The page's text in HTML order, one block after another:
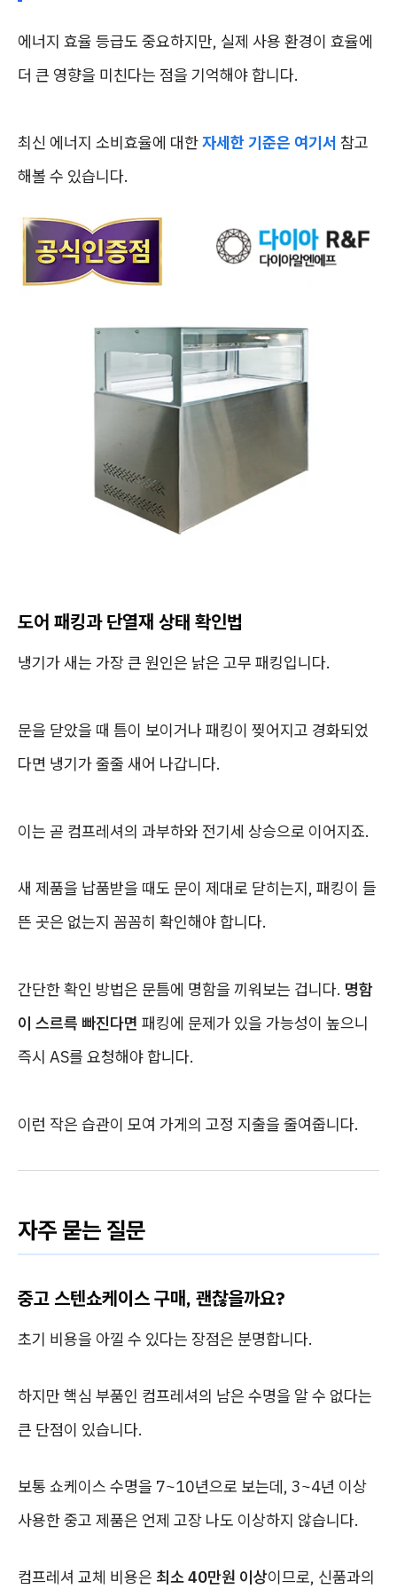
에너지 효율 등급도 중요하지만, 실제 사용 환경이 효율에
더 큰 영향을 미친다는 점을 기억해야 합니다.
최신 에너지 소비효율에 대한자세한 기준은 여기서 참고
해볼 수 있습니다.
도어 패킹과 단열재 상태 확인법
냉기가 새는 가장 큰 원인은 낡은 고무 패킹입니다.
문을 닫았을 때 틈이 보이거나 패킹이 찢어지고 경화되었
다면 냉기가 줄줄 새어 나갑니다.
이는 곧 컴프레셔의 과부하와 전기세 상승으로 이어지죠.
새 제품을 납품받을 때도 문이 제대로 닫히는지, 패킹이 들
뜬 곳은 없는지 꼼꼼히 확인해야 합니다.
간단한 확인 방법은 문틈에 명함을 끼워보는 겁니다. 명함
이 스르륵 빠진다면 패킹에 문제가 있을 가능성이 높으니
즉시 AS를 요청해야 합니다.
이런 작은 습관이 모여 가게의 고정 지출을 줄여줍니다.
자주 묻는 질문
중고 스텐쇼케이스 구매, 괜찮을까요?
초기 비용을 아낄 수 있다는 장점은 분명합니다.
하지만 핵심 부품인 컴프레셔의 남은 수명을 알 수 없다는
큰 단점이 있습니다.
보통 쇼케이스 수명을 7~10년으로 보는데, 3~4년 이상
사용한 중고 제품은 언제 고장 나도 이상하지 않습니다.
컴프레셔 교체 비용은 최소 40만원 이상이므로, 신품과의